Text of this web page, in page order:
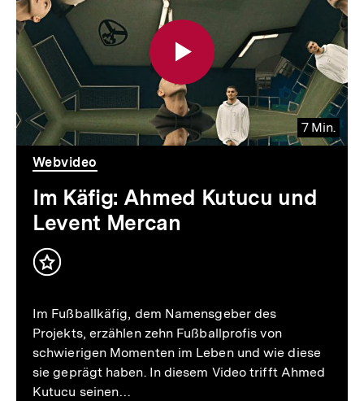
7 Min.
Video
Dauer
7
Min.
Webvideo
Im Käfig: Ahmed Kutucu und
Levent Mercan
Inhalt
Im Fußballkäfig, dem Namensgeber des
Projekts, erzählen zehn Fußballprofis von
schwierigen Momenten im Leben und wie diese
sie geprägt haben. In diesem Video trifft Ahmed
Kutucu seinen…